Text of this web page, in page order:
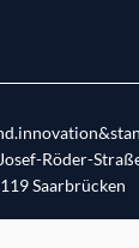
Röder-
Saarbrücken